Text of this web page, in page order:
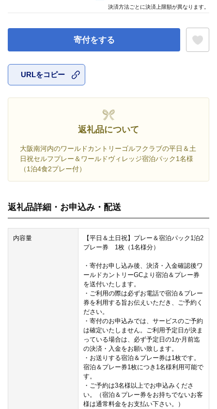
寄付をする
URLをコピー
返礼品について
大阪南河内のワールドカントリーゴルフクラブの平日＆土
日祝セルフプレー＆ワールドヴィレッジ宿泊パック1名様
（1泊4食2プレー付）
返礼品詳細・お申込み・配送
内容量
【平日＆土日祝】プレー＆宿泊パック1泊2
プレー券 1枚（1名様分）
・寄付お申し込み後、決済・入金確認後ワ
ールドカントリーGCより宿泊＆プレー券
を送付いたします。
・ご利用の際は必ずお電話で宿泊＆プレー
券を利用する旨お伝えいただき、ご予約く
ださい。
・寄付のお申込みでは、サービスのご予約
は確定いたしません。ご利用予定日が決ま
っている場合は、必ず予定日の1か月前迄
の決済・入金をお願い致します。
・お送りする宿泊＆プレー券は1枚です。
宿泊＆プレー券1枚につき1名様利用可能で
す。
・ご予約は3名様以上でお申込みくださ
い。（宿泊＆プレー券をお持ちでないお客
様は通常料金をお支払い下さい。）
決済方法ごとに決済上限額が異なります。